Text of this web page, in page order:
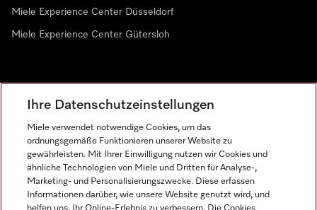
Miele Experience Center Düsseldorf
Miele Experience Center Gütersloh
Ihre Datenschutzeinstellungen
Miele verwendet notwendige Cookies, um das
ordnungsgemäße Funktionieren unserer Website zu
gewährleisten. Mit Ihrer Einwilligung nutzen wir Cookies und
ähnliche Technologien von Miele und Dritten für Analyse-,
Marketing- und Personalisierungszwecke. Diese erfassen
Informationen darüber, wie unsere Website genutzt wird, und